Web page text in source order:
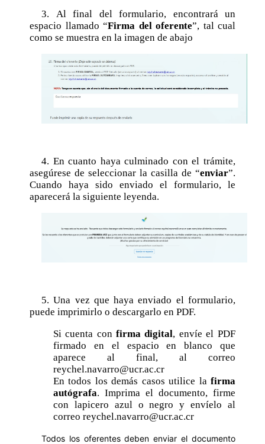
Posgrado
Contactos
Documentos
Física Médica
Hidrología
3. Al final del formulario, encontrará un
espacio llamado “Firma del oferente”, tal cual
como se muestra en la imagen de abajo
4. En cuanto haya culminado con el trámite,
asegúrese de seleccionar la casilla de “enviar”.
Cuando haya sido enviado el formulario, le
aparecerá la siguiente leyenda.
5. Una vez que haya enviado el formulario,
puede imprimirlo o descargarlo en PDF.
Si cuenta con firma digital, envíe el PDF
firmado en el espacio en blanco que
aparece al final, al correo
reychel.navarro@ucr.ac.cr
En todos los demás casos utilice la firma
autógrafa. Imprima el documento, firme
con lapicero azul o negro y envíelo al
correo reychel.navarro@ucr.ac.cr
Todos los oferentes deben enviar el documento